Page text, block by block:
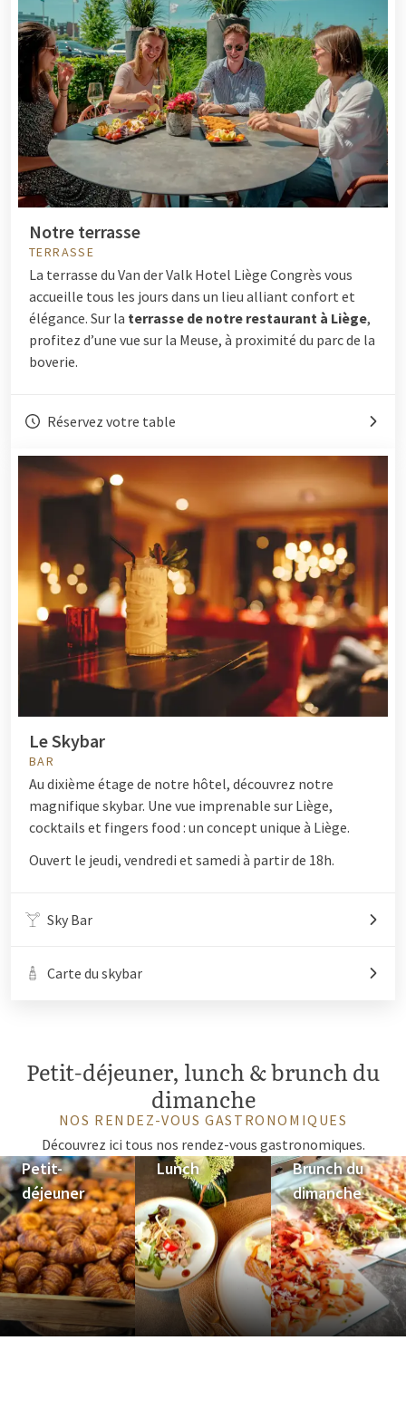
Notre terrasse
TERRASSE
La terrasse du Van der Valk Hotel Liège Congrès vous
accueille tous les jours dans un lieu alliant confort et
élégance. Sur la terrasse de notre restaurant à Liège,
profitez d’une vue sur la Meuse, à proximité du parc de la
boverie.
Réservez votre table
Le Skybar
BAR
Au dixième étage de notre hôtel, découvrez notre
magnifique skybar. Une vue imprenable sur Liège,
cocktails et fingers food : un concept unique à Liège.
Ouvert le jeudi, vendredi et samedi à partir de 18h.
Sky Bar
Carte du skybar
Petit-déjeuner, lunch & brunch du
dimanche
NOS RENDEZ-VOUS GASTRONOMIQUES
Découvrez ici tous nos rendez-vous gastronomiques.
Petit-
déjeuner
Lunch
Brunch du
dimanche